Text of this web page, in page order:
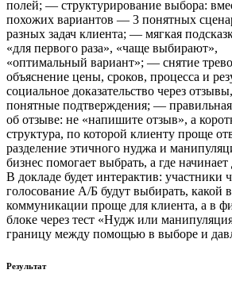
полей; — структурирование выбора:
похожих вариантов — 3 понятных
разных задач клиента; — мягкая
«для первого раза», «чаще выбирают»,
«оптимальный вариант»; — снятие
объяснение цены, сроков, процесса и
социальное доказательство через
понятные подтверждения; — правильная
об отзыве: не «напишите отзыв», а
структура, по которой клиенту проще
разделение этичного нуджа и
бизнес помогает выбрать, а где начинает
В докладе будет интерактив: участники
голосование А/Б будут выбирать, какой
коммуникации проще для клиента, а в
блоке через тест «Нудж или
границу между помощью в выборе и
Результат